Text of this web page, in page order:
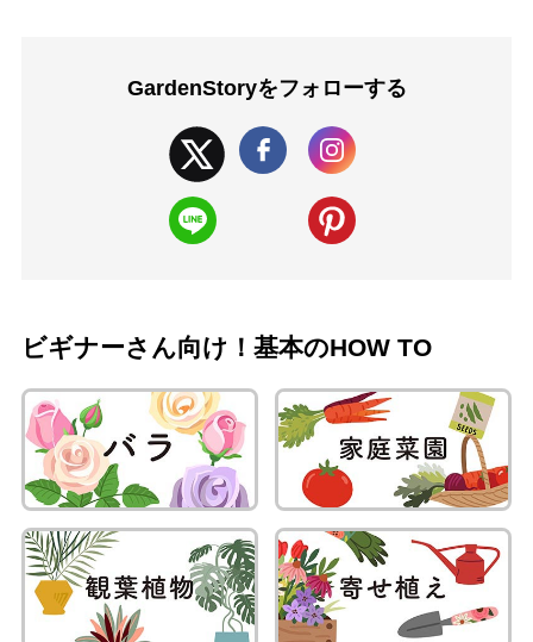
GardenStoryをフォローする
ビギナーさん向け！基本のHOW TO